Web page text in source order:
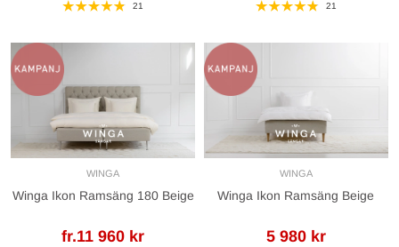
21 21
WINGA
Winga Ikon Ramsäng 180 Beige
fr.11 960 kr
WINGA
Winga Ikon Ramsäng Beige
5 980 kr